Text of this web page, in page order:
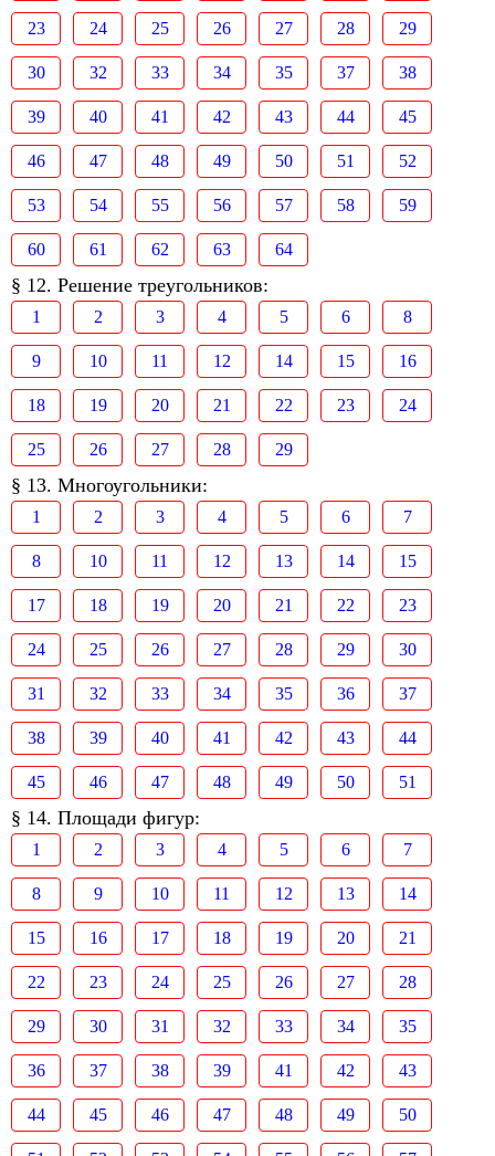
23 24 25 26 27 28 29
30 32 33 34 35 37 38
39 40 41 42 43 44 45
46 47 48 49 50 51 52
53 54 55 56 57 58 59
60 61 62 63 64
§ 12. Решение треугольников:
1 2 3 4 5 6 8
9 10 11 12 14 15 16
18 19 20 21 22 23 24
25 26 27 28 29
§ 13. Многоугольники:
1 2 3 4 5 6 7
8 10 11 12 13 14 15
17 18 19 20 21 22 23
24 25 26 27 28 29 30
31 32 33 34 35 36 37
38 39 40 41 42 43 44
45 46 47 48 49 50 51
§ 14. Площади фигур:
1 2 3 4 5 6 7
8 9 10 11 12 13 14
15 16 17 18 19 20 21
22 23 24 25 26 27 28
29 30 31 32 33 34 35
36 37 38 39 41 42 43
44 45 46 47 48 49 50